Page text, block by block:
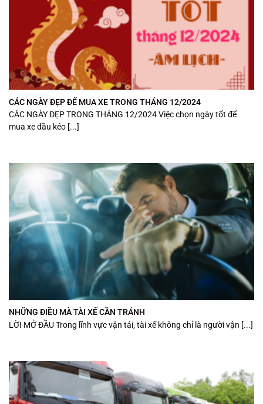
CÁC NGÀY ĐẸP ĐỂ MUA XE TRONG THÁNG 12/2024
CÁC NGÀY ĐẸP TRONG THÁNG 12/2024 Việc chọn ngày tốt để
mua xe đầu kéo [...]
NHỮNG ĐIỀU MÀ TÀI XẾ CẦN TRÁNH
LỜI MỞ ĐẦU Trong lĩnh vực vận tải, tài xế không chỉ là người vận [...]